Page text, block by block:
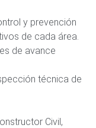
y prevención
de cada área.
de avance
técnica de
Civil,